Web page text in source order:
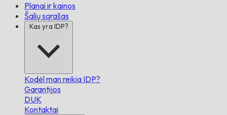
Planai ir kainos
Šalių sąrašas
Kas yra IDP?
Kodėl man reikia IDP?
Garantijos
DUK
Kontaktai